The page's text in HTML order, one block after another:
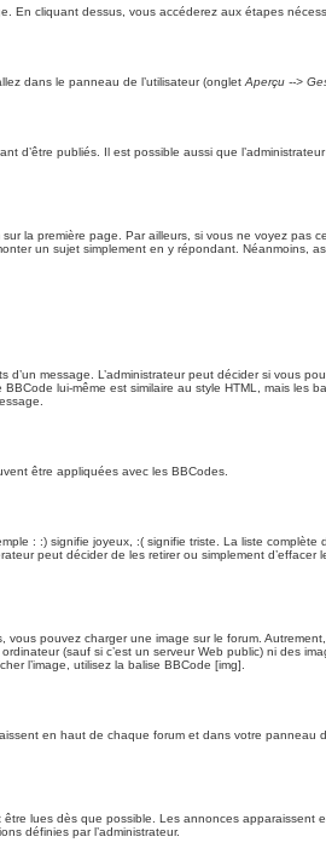
En cliquant dessus, vous accéderez aux étapes
dans le panneau de l’utilisateur (onglet Aperçu -->
d’être publiés. Il est possible aussi que
la première page. Par ailleurs, si vous ne voyez pas
un sujet simplement en y répondant. Néanmoins,
message. L’administrateur peut décider si vous
lui-même est similaire au style HTML, mais les
être appliquées avec les BBCodes.
: :) signifie joyeux, :( signifie triste. La liste complète
peut décider de les retirer ou simplement d’effacer
pouvez charger une image sur le forum.
(sauf si c’est un serveur Web public) ni des
l’image, utilisez la balise BBCode [img].
en haut de chaque forum et dans votre panneau
lues dès que possible. Les annonces apparaissent
définies par l’administrateur.